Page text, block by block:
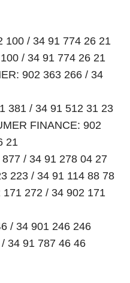
100 / 34 91 774 26 21
/ 34 91 774 26 21
902 363 266 / 34
381 / 34 91 512 31 23
FINANCE: 902
21
/ 34 91 278 04 27
223 / 34 91 114 88 78
272 / 34 902 171
/ 34 901 246 246
34 91 787 46 46